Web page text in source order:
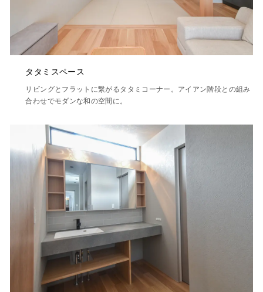
タタミスペース
リビングとフラットに繋がるタタミコーナー。アイアン階段との組み
合わせでモダンな和の空間に。